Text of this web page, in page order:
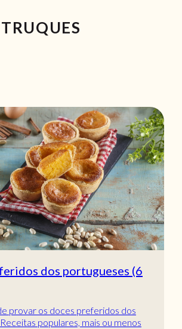
dos portugueses (6
provar os doces preferidos dos
populares, mais ou menos